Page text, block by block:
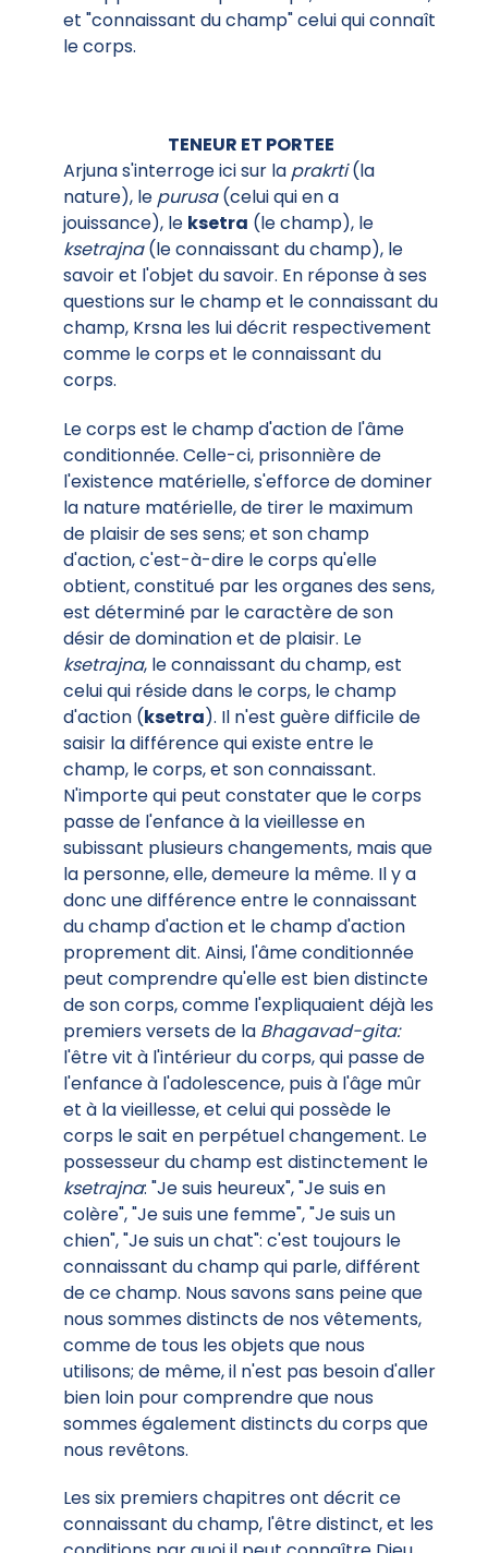
et "connaissant du champ" celui qui connaît
le corps.
TENEUR ET PORTEE
Arjuna s'interroge ici sur la prakrti(la
nature), le purusa(celui qui en a
jouissance), le ksetra (le champ), le
ksetrajna(le connaissant du champ), le
savoir et l'objet du savoir. En réponse à ses
questions sur le champ et le connaissant du
champ, Krsna les lui décrit respectivement
comme le corps et le connaissant du
corps.
Le corps est le champ d'action de l'âme
conditionnée. Celle-ci, prisonnière de
l'existence matérielle, s'efforce de dominer
la nature matérielle, de tirer le maximum
de plaisir de ses sens; et son champ
d'action, c'est-à-dire le corps qu'elle
obtient, constitué par les organes des sens,
est déterminé par le caractère de son
désir de domination et de plaisir. Le
ksetrajna, le connaissant du champ, est
celui qui réside dans le corps, le champ
d'action (ksetra). Il n'est guère difficile de
saisir la différence qui existe entre le
champ, le corps, et son connaissant.
N'importe qui peut constater que le corps
passe de l'enfance à la vieillesse en
subissant plusieurs changements, mais que
la personne, elle, demeure la même. Il y a
donc une différence entre le connaissant
du champ d'action et le champ d'action
proprement dit. Ainsi, l'âme conditionnée
peut comprendre qu'elle est bien distincte
de son corps, comme l'expliquaient déjà les
premiers versets de la Bhagavad-gita:
l'être vit à l'intérieur du corps, qui passe de
l'enfance à l'adolescence, puis à l'âge mûr
et à la vieillesse, et celui qui possède le
corps le sait en perpétuel changement. Le
possesseur du champ est distinctement le
ksetrajna: "Je suis heureux", "Je suis en
colère", "Je suis une femme", "Je suis un
chien", "Je suis un chat": c'est toujours le
connaissant du champ qui parle, différent
de ce champ. Nous savons sans peine que
nous sommes distincts de nos vêtements,
comme de tous les objets que nous
utilisons; de même, il n'est pas besoin d'aller
bien loin pour comprendre que nous
sommes également distincts du corps que
nous revêtons.
Les six premiers chapitres ont décrit ce
connaissant du champ, l'être distinct, et les